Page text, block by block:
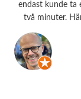
endast kunde ta
två minuter.